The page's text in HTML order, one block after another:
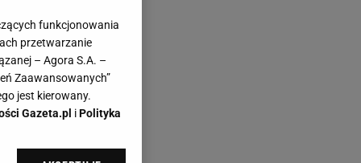
funkcjonowania
przetwarzanie
– Agora S.A. –
Zaawansowanych”
jest kierowany.
Gazeta.pl iPolityka